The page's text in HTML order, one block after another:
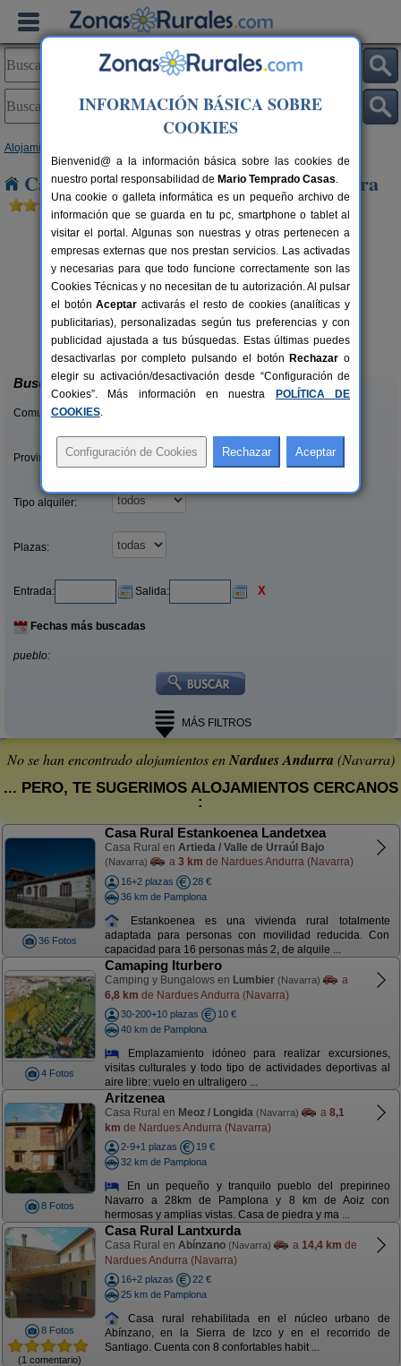
Alojamientos
Casas Rurales cerca de Nardues Andurra
18-38 pers.
desde30 €
Casa Binahia
Arraioz (Navarra)
Buscar
Comunidades:
Provincias/Islas:
Tipo alquiler:
Plazas:
Entrada: Salida: X
Fechas más buscadas
pueblo:
MÁS FILTROS
No se han encontrado alojamientos enNardues Andurra (Navarra)
... PERO, TE SUGERIMOS ALOJAMIENTOS CERCANOS
:
36 Fotos
Casa Rural Estankoenea Landetxea
Casa Rural en Artieda / Valle de Urraúl Bajo
(Navarra) a 3 km de Nardues Andurra (Navarra)
16+2 plazas
28 €
36 km de Pamplona
Estankoenea es una vivienda rural totalmente
adaptada para personas con movilidad reducida. Con
capacidad para 16 personas más 2, de alquile ...
4 Fotos
Camaping Iturbero
Camping y Bungalows en Lumbier (Navarra)
a
6,8 km de Nardues Andurra (Navarra)
30-200+10 plazas
10 €
40 km de Pamplona
Emplazamiento idóneo para realizar excursiones,
visitas culturales y todo tipo de actividades deportivas al
aire libre: vuelo en ultraligero ...
8 Fotos
Aritzenea
Casa Rural en Meoz / Longida (Navarra) a 8,1
km de Nardues Andurra (Navarra)
2-9+1 plazas
19 €
32 km de Pamplona
En un pequeño y tranquilo pueblo del prepirineo
Navarro a 28km de Pamplona y 8 km de Aoiz con
hermosas y amplias vistas. Casa de piedra y ma ...
8 Fotos
(1 comentario)
Casa Rural Lantxurda
Casa Rural en Abínzano (Navarra) a 14,4 km de
Nardues Andurra (Navarra)
16+2 plazas
22 €
25 km de Pamplona
Casa rural rehabilitada en el núcleo urbano de
Abínzano, en la Sierra de Izco y en el recorrido de
Santiago. Cuenta con 8 confortables habit ...
INFORMACIÓN BÁSICA SOBRE
COOKIES
Bienvenid@ a la información básica sobre las cookies de
nuestro portal responsabilidad de Mario Temprado Casas.
Una cookie o galleta informática es un pequeño archivo de
información que se guarda en tu pc, smartphone o tablet al
visitar el portal. Algunas son nuestras y otras pertenecen a
empresas externas que nos prestan servicios. Las activadas
y necesarias para que todo funcione correctamente son las
Cookies Técnicas y no necesitan de tu autorización. Al pulsar
el botónAceptar activarás el resto de cookies (analíticas y
publicitarias), personalizadas según tus preferencias y con
publicidad ajustada a tus búsquedas. Estas últimas puedes
desactivarlas por completo pulsando el botón Rechazar o
elegir su activación/desactivación desde “Configuración de
Cookies”. Más información en nuestra
POLÍTICA DE
COOKIES.